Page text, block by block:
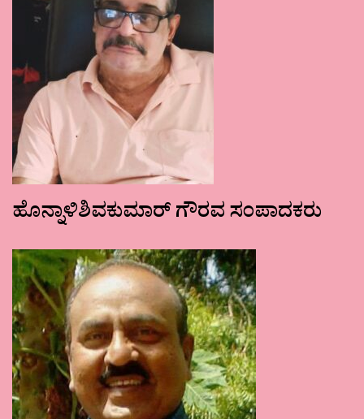
ಹೊನ್ನಾಳಿಶಿವಕುಮಾರ್ ಗೌರವ ಸಂಪಾದಕರು